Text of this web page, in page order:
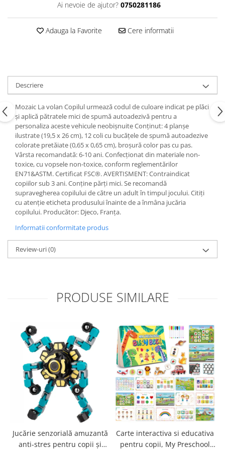
Ai nevoie de ajutor? 0750281186
Adauga la Favorite Cere informatii
Descriere
Mozaic La volan Copilul urmează codul de culoare indicat pe plăci
și aplică pătratele mici de spumă autoadezivă pentru a
personaliza aceste vehicule neobișnuite Conținut: 4 planșe
ilustrate (19,5 x 26 cm), 12 coli cu bucățele de spumă autoadezive
colorate pretăiate (0,65 x 0,65 cm), broșură color pas cu pas.
Vârsta recomandată: 6-10 ani. Confecționat din materiale non-
toxice, cu vopsele non-toxice, conform reglementărilor
EN71&ASTM. Certificat FSC®. AVERTISMENT: Contraindicat
copiilor sub 3 ani. Conține părți mici. Se recomandă
supravegherea copilului de către un adult în timpul jocului. Citiți
cu atenție eticheta produsului înainte de a înmâna jucăria
copilului. Producător: Djeco, Franţa.
Informatii conformitate produs
Review-uri(0)
PRODUSE SIMILARE
Jucărie senzorială amuzantă
anti-stres pentru copii și
Carte interactiva si educativa
pentru copii, My Preschool